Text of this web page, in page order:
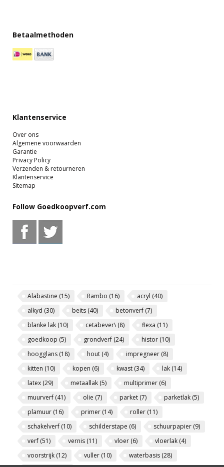
Betaalmethoden
Klantenservice
Over ons
Algemene voorwaarden
Garantie
Privacy Policy
Verzenden & retourneren
Klantenservice
Sitemap
Follow Goedkoopverf.com
Alabastine (15) Rambo (16) acryl (40)
alkyd (30) beits (40) betonverf (7)
blanke lak (10) cetabever\(8) flexa (11)
goedkoop (5) grondverf (24) histor (10)
hoogglans (18) hout (4) impregneer (8)
kitten (10) kopen (6) kwast (34) lak (14)
latex (29) metaallak (5) multiprimer (6)
muurverf (41) olie (7) parket (7) parketlak (5)
plamuur (16) primer (14) roller (11)
schakelverf (10) schilderstape (6) schuurpapier (9)
verf (51) vernis (11) vloer (6) vloerlak (4)
voorstrijk (12) vuller (10) waterbasis (28)